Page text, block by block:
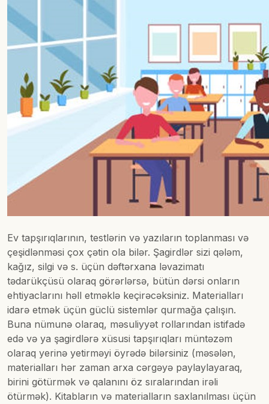
Ev tapşırıqlarının, testlərin və yazıların toplanması və
çeşidlənməsi çox çətin ola bilər. Şagirdlər sizi qələm,
kağız, silgi və s. üçün dəftərxana ləvazimatı
tədarükçüsü olaraq görərlərsə, bütün dərsi onların
ehtiyaclarını həll etməklə keçirəcəksiniz. Materialları
idarə etmək üçün güclü sistemlər qurmağa çalışın.
Buna nümunə olaraq, məsuliyyət rollarından istifadə
edə və ya şagirdlərə xüsusi tapşırıqları müntəzəm
olaraq yerinə yetirməyi öyrədə bilərsiniz (məsələn,
materialları hər zaman arxa cərgəyə paylaylayaraq,
birini götürmək və qalanını öz sıralarından irəli
ötürmək). Kitabların və materialların saxlanılması üçün